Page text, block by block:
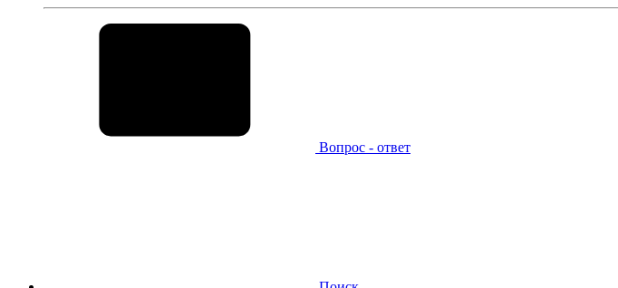
Вопрос - ответ